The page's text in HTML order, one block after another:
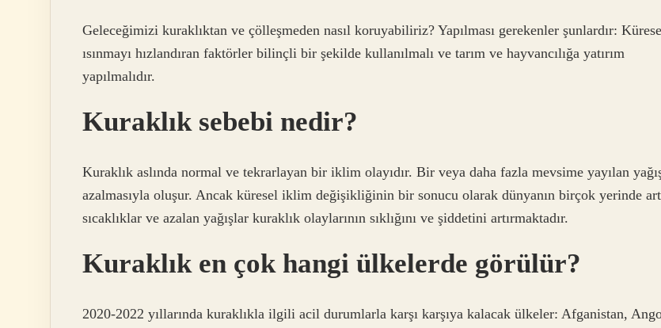
Geleceğimizi kuraklıktan ve çölleşmeden nasıl koruyabiliriz? Yapılması gerekenler şunlardır:
ısınmayı hızlandıran faktörler bilinçli bir şekilde kullanılmalı ve tarım ve hayvancılığa yatırım
yapılmalıdır.
Kuraklık sebebi nedir?
Kuraklık aslında normal ve tekrarlayan bir iklim olayıdır. Bir veya daha fazla mevsime yayılan
azalmasıyla oluşur. Ancak küresel iklim değişikliğinin bir sonucu olarak dünyanın birçok yerinde
sıcaklıklar ve azalan yağışlar kuraklık olaylarının sıklığını ve şiddetini artırmaktadır.
Kuraklık en çok hangi ülkelerde görülür?
2020-2022 yıllarında kuraklıkla ilgili acil durumlarla karşı karşıya kalacak ülkeler: Afganistan,